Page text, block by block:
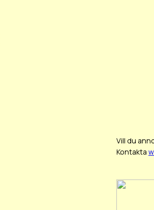
Vill du
Kontakta